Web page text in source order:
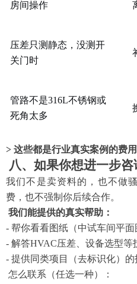
房间操作
压差只测静态，没测开
关门时
管路不是316L不锈钢或
死角太多
> 这些都是行业真实案例的费
八、如果你想进一步
我们不是卖资料的，也不做
费，也不强制你后续合作。
我们能提供的真实帮助：
- 帮你看看图纸（中试车间平
- 解答HVAC压差、设备选型等
- 提供同类项目（去标识化）
怎么联系（任选一种）：